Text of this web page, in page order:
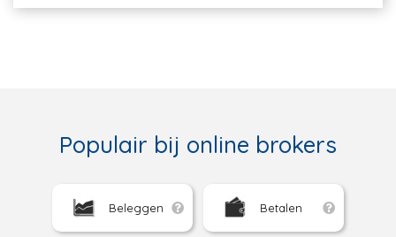
Populair bij online brokers
Beleggen Betalen